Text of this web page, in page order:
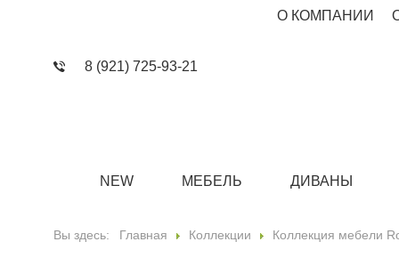
О КОМПАНИИ
8 (921) 725-93-21
NEW МЕБЕЛЬ ДИВАНЫ
Вы здесь: Главная Коллекции Коллекция мебели